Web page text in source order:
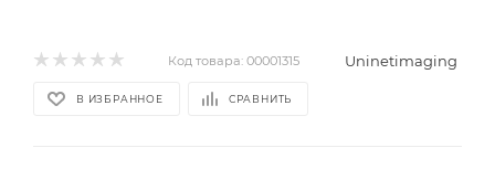
Код товара: 00001315 Uninetimaging
В ИЗБРАННОЕ СРАВНИТЬ